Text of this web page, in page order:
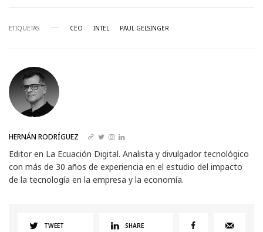
ETIQUETAS CEO INTEL PAUL GELSINGER
HERNÁN RODRÍGUEZ
Editor en La Ecuación Digital. Analista y divulgador tecnológico
con más de 30 años de experiencia en el estudio del impacto
de la tecnología en la empresa y la economía.
TWEET SHARE